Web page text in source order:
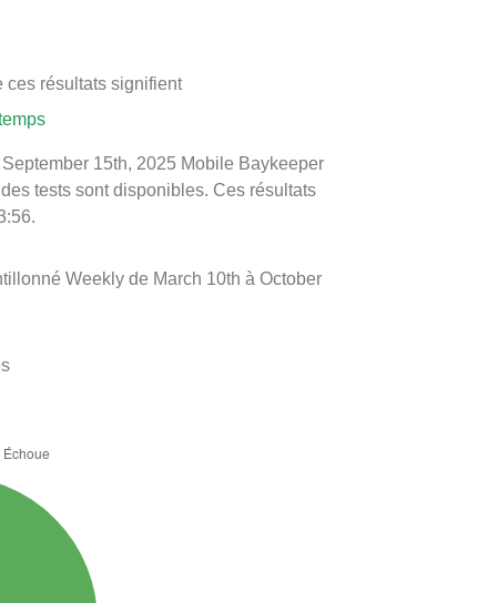
ces résultats signifient
15th, 2025 Mobile Baykeeper
tests sont disponibles. Ces résultats
Weekly de March 10th à October